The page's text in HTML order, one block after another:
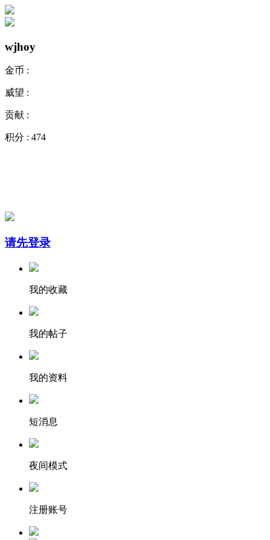
wjhoy
金币 :
威望 :
贡献 :
积分 : 474
请先登录
我的收藏
我的帖子
我的资料
短消息
夜间模式
注册账号